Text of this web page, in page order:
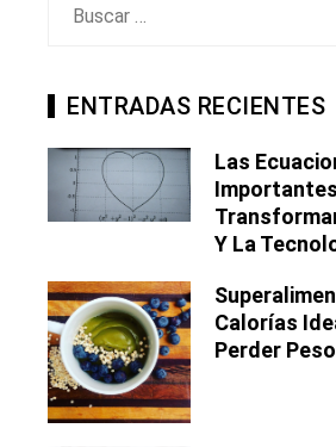
ENTRADAS RECIENTES
Las
Y La
Calorías
Perder Peso